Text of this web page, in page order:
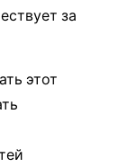
за
этот